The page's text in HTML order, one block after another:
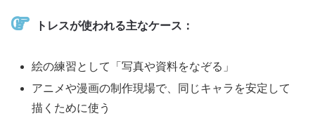
トレスが使われる主なケース：
絵の練習として「写真や資料をなぞる」
アニメや漫画の制作現場で、同じキャラを安定して
描くために使う